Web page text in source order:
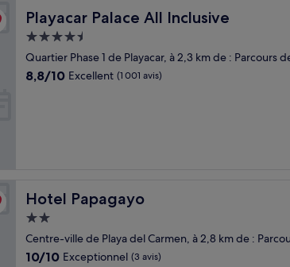
Playacar Palace All Inclusive
Playacar Palace All Inclusive
Hébergement
4.5 étoiles
Quartier Phase 1 de Playacar, à 2,3 km de : Parcours
8.8
8,8/10 Excellent (1 001 avis)
Hotel Papagayo
Hotel Papagayo
Hébergement
2.0 étoiles
Centre-ville de Playa del Carmen, à 2,8 km de :
10.0
10/10 Exceptionnel (3 avis)